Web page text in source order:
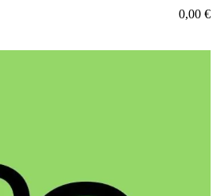
0,00 €